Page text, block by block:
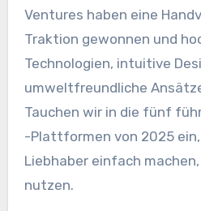
Ventures haben eine
Traktion gewonnen und
Technologien, intuitive
umweltfreundliche
Tauchen wir in die fünf
-Plattformen von 2025
Liebhaber einfach
nutzen.